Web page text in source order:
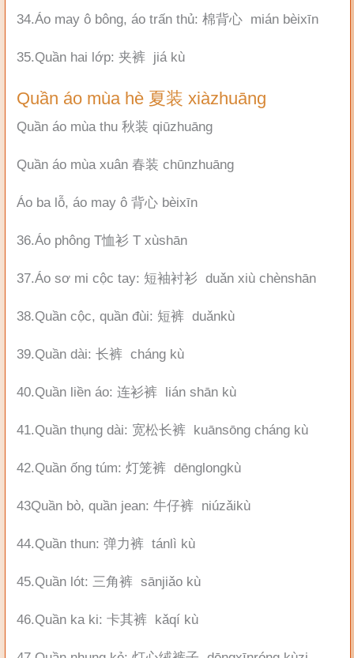
34.Áo may ô bông, áo trấn thủ: 棉背心 mián bèixīn
35.Quần hai lớp: 夹裤 jiá kù
Quần áo mùa hè 夏装 xiàzhuāng
Quần áo mùa thu 秋装 qiūzhuāng
Quần áo mùa xuân 春装 chūnzhuāng
Áo ba lỗ, áo may ô 背心 bèixīn
36.Áo phông T恤衫 T xùshān
37.Áo sơ mi cộc tay: 短袖衬衫 duǎn xiù chènshān
38.Quần cộc, quần đùi: 短裤 duǎnkù
39.Quần dài: 长裤 cháng kù
40.Quần liền áo: 连衫裤 lián shān kù
41.Quần thụng dài: 宽松长裤 kuānsōng cháng kù
42.Quần ống túm: 灯笼裤 dēnglongkù
43Quần bò, quần jean: 牛仔裤 niúzǎikù
44.Quần thun: 弹力裤 tánlì kù
45.Quần lót: 三角裤 sānjiǎo kù
46.Quần ka ki: 卡其裤 kǎqí kù